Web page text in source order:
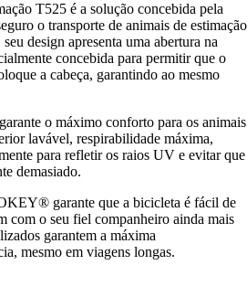
T525 é a solução concebida pela
o transporte de animais de estimação
design apresenta uma abertura na
concebida para permitir que o
a cabeça, garantindo ao mesmo
o máximo conforto para os animais
lavável, respirabilidade máxima,
para refletir os raios UV e evitar que
demasiado.
garante que a bicicleta é fácil de
com o seu fiel companheiro ainda mais
garantem a máxima
mesmo em viagens longas.